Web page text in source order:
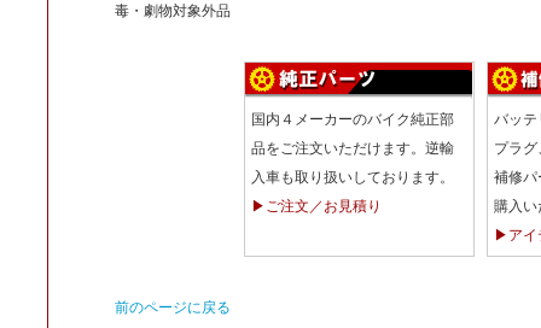
毒・劇物対象外品
国内４メーカーのバイク純正部
品をご注文いただけます。逆輸
入車も取り扱いしております。
▶ご注文／お見積り
バッテ
プラ
補修パ
購入い
▶アイ
前のページに戻る